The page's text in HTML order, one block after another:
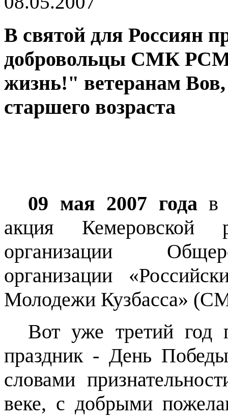
В святой для Россиян
добровольцы СМК РСМ
жизнь!" ветеранам
старшего возраста
09 мая 2007 года
акция Кемеровской
организации
организации
Молодежи Кузбасса»
Вот уже третий год
праздник - День
словами
веке, с добрыми